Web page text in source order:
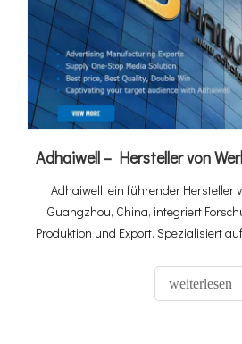
Adhaiwell, ein führender Hersteller
Guangzhou, China, integriert
Produktion und Export. Spezialisiert auf
Hand. Als Made-in-China-Gold-
Canton Fair liefern wir erstklassige
weiterlesen